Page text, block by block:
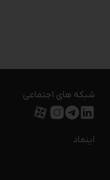
شبکه های اجتماعی
اینماد